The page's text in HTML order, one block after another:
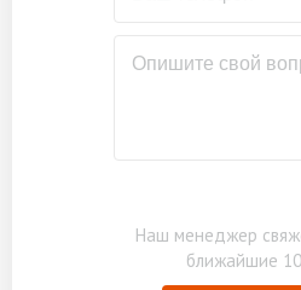
Бытовка каркасно-щитовая 3х2м
Наш менеджер
ближайшие